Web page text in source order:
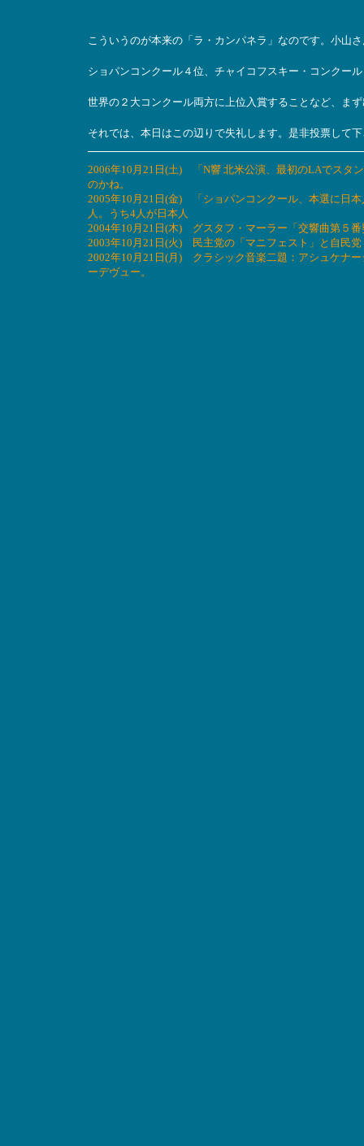
こういうのが本来の「ラ・カンパネラ」なのです。小山
ショパンコンクール４位、チャイコフスキー・コンクー
世界の２大コンクール両方に上位入賞することなど、ま
それでは、本日はこの辺りで失礼します。是非投票して
2006年10月21日(土) 「N響 北米公演、最初のLAでスタ
のかね。
2005年10月21日(金) 「ショパンコンクール、本選に日
人。うち4人が日本人
2004年10月21日(木) グスタフ・マーラー「交響曲第５
2003年10月21日(火) 民主党の「マニフェスト」と自民
2002年10月21日(月) クラシック音楽二題：アシュケナ
ーデヴュー。